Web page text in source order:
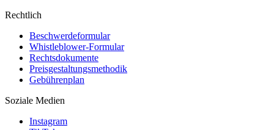
Rechtlich
Beschwerdeformular
Whistleblower-Formular
Rechtsdokumente
Preisgestaltungsmethodik
Gebührenplan
Soziale Medien
Instagram